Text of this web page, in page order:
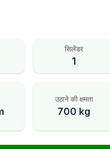
सिलेंडर
1
उठाने की क्षमता
700 kg